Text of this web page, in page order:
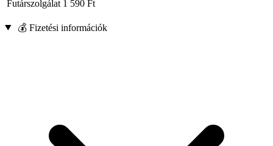
Futárszolgálat 1 590 Ft
💰 Fizetési információk